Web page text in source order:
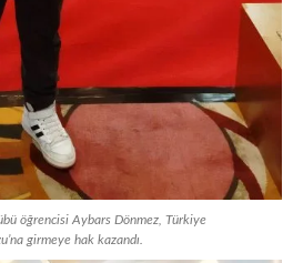
öğrencisi Aybars Dönmez, Türkiye
girmeye hak kazandı.